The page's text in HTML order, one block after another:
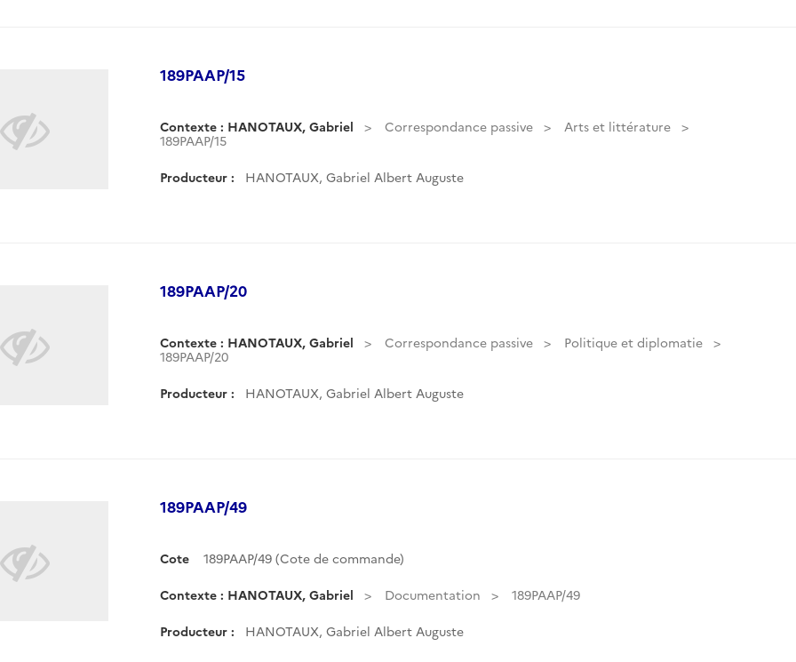
189PAAP/15
Contexte : HANOTAUX, Gabriel Correspondance passive
Arts et littérature
189PAAP/15
Producteur : HANOTAUX, Gabriel Albert Auguste
189PAAP/20
Contexte : HANOTAUX, Gabriel Correspondance passive
Politique et diplomatie
189PAAP/20
Producteur : HANOTAUX, Gabriel Albert Auguste
189PAAP/49
Cote 189PAAP/49 (Cote de commande)
Contexte : HANOTAUX, Gabriel Documentation 189PAAP/49
Producteur : HANOTAUX, Gabriel Albert Auguste